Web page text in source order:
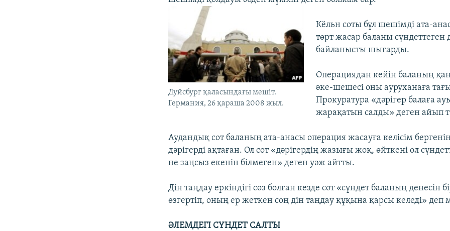
Дуйсбург қаласындағы мешіт.
Германия, 26 қараша 2008 жыл.
Кёльн соты бұл шешімді ата-
төрт жасар баланы сүндеттеген
байланысты шығарды.
Операциядан кейін баланың
әке-шешесі оны ауруханаға
Прокуратура «дәрігер балаға
жарақатын салды» деген айып
Аудандық сот баланың ата-анасы операция жасауға келісім
дәрігерді ақтаған. Ол сот «дәрігердің жазығы жоқ, өйткені ол
не заңсыз екенін білмеген» деген уәж айтты.
Дін таңдау еркіндігі сөз болған кезде сот «сүндет баланың денесін
өзгертіп, оның ер жеткен соң дін таңдау құқына қарсы келеді» деп
ӘЛЕМДЕГІ СҮНДЕТ САЛТЫ